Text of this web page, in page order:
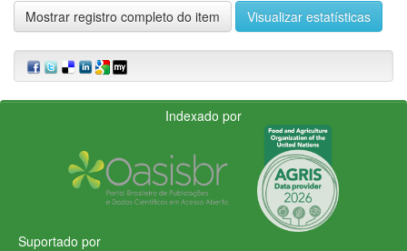
Mostrar registro completo do item Visualizar estatísticas
Indexado por
Suportado por